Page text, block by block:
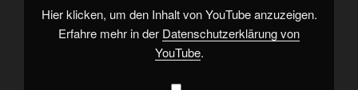
Sukkers!!
Hier klicken, um den Inhalt von YouTube anzuzeigen.
Erfahre mehr in der Datenschutzerklärung von
YouTube.